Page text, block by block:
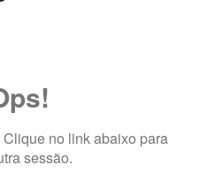
no link abaixo para
sessão.